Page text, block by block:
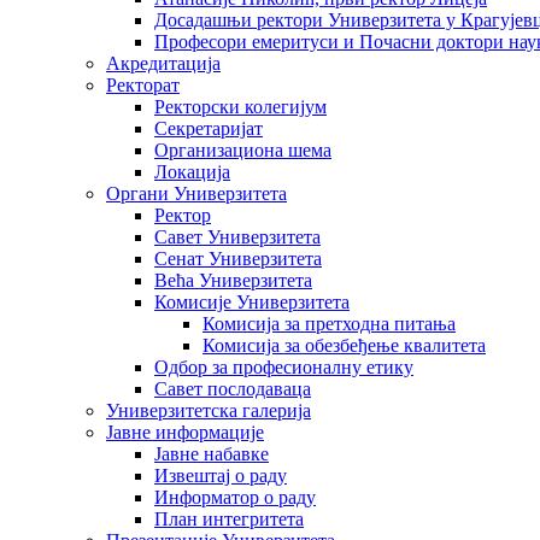
Досадашњи ректори Универзитета у
Професори емеритуси и Почасни доктори
Акредитација
Ректорат
Ректорски колегијум
Секретаријат
Организациона шема
Локација
Органи Универзитета
Ректор
Савет Универзитета
Сенат Универзитета
Већа Универзитета
Комисије Универзитета
Комисија за претходна питања
Комисија за обезбеђење квалитета
Одбор за професионалну етику
Савет послодаваца
Универзитетска галерија
Јавне информације
Јавне набавке
Извештај о раду
Информатор о раду
План интегритета